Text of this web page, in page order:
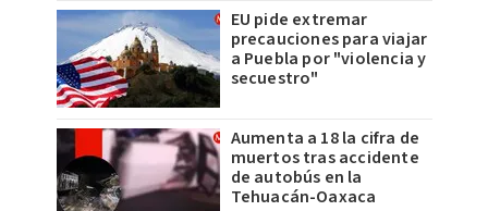
EU pide extremar
precauciones para viajar
a Puebla por "violencia y
secuestro"
Aumenta a 18 la cifra de
muertos tras accidente
de autobús en la
Tehuacán-Oaxaca